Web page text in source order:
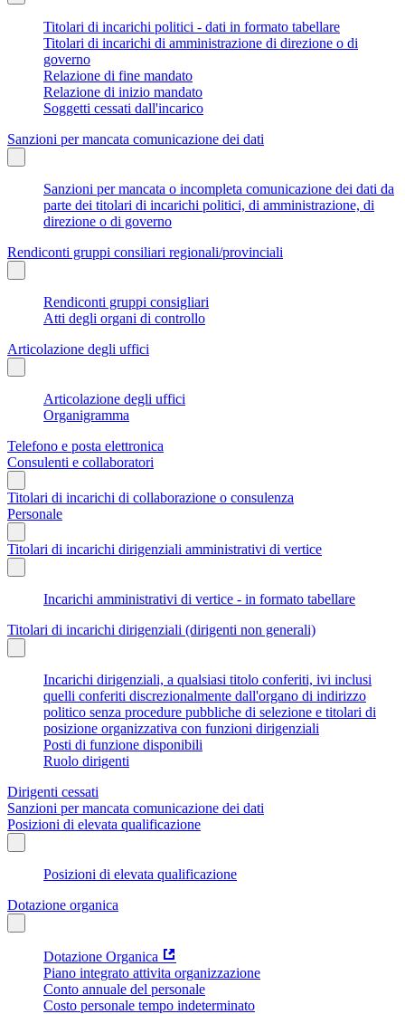
Titolari di incarichi politici - dati in formato tabellare
Titolari di incarichi di amministrazione di direzione o di
governo
Relazione di fine mandato
Relazione di inizio mandato
Soggetti cessati dall'incarico
Sanzioni per mancata comunicazione dei dati
Sanzioni per mancata o incompleta comunicazione dei dati da
parte dei titolari di incarichi politici, di amministrazione, di
direzione o di governo
Rendiconti gruppi consiliari regionali/provinciali
Rendiconti gruppi consigliari
Atti degli organi di controllo
Articolazione degli uffici
Articolazione degli uffici
Organigramma
Telefono e posta elettronica
Consulenti e collaboratori
Titolari di incarichi di collaborazione o consulenza
Personale
Titolari di incarichi dirigenziali amministrativi di vertice
Incarichi amministrativi di vertice - in formato tabellare
Titolari di incarichi dirigenziali (dirigenti non generali)
Incarichi dirigenziali, a qualsiasi titolo conferiti, ivi inclusi
quelli conferiti discrezionalmente dall'organo di indirizzo
politico senza procedure pubbliche di selezione e titolari di
posizione organizzativa con funzioni dirigenziali
Posti di funzione disponibili
Ruolo dirigenti
Dirigenti cessati
Sanzioni per mancata comunicazione dei dati
Posizioni di elevata qualificazione
Posizioni di elevata qualificazione
Dotazione organica
Dotazione Organica
Piano integrato attivita organizzazione
Conto annuale del personale
Costo personale tempo indeterminato